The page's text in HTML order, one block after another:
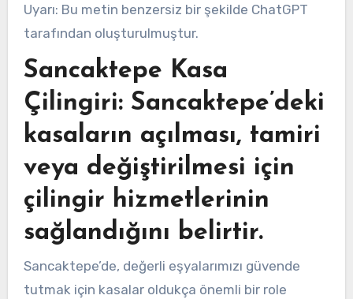
Uyarı: Bu metin benzersiz bir şekilde ChatGPT
tarafından oluşturulmuştur.
Sancaktepe Kasa
Çilingiri: Sancaktepe’deki
kasaların açılması, tamiri
veya değiştirilmesi için
çilingir hizmetlerinin
sağlandığını belirtir.
Sancaktepe’de, değerli eşyalarımızı güvende
tutmak için kasalar oldukça önemli bir role